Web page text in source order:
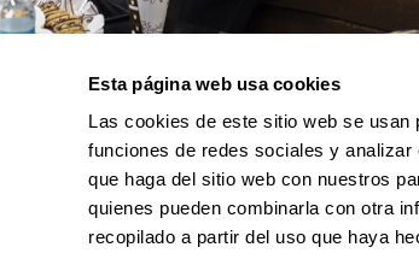
Esta página web usa cookies
Las cookies de este sitio web se
funciones de redes sociales y
que haga del sitio web con nuestros
quienes pueden combinarla con otra
recopilado a partir del uso que haya
WordPress